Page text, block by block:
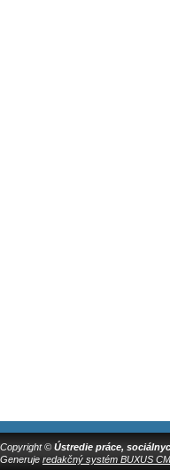
Copyright © Ústredie práce,
Generuje redakčný systém BUXUS